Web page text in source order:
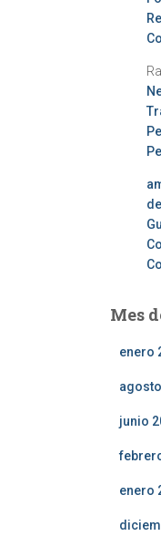
Mes
enero
junio
enero